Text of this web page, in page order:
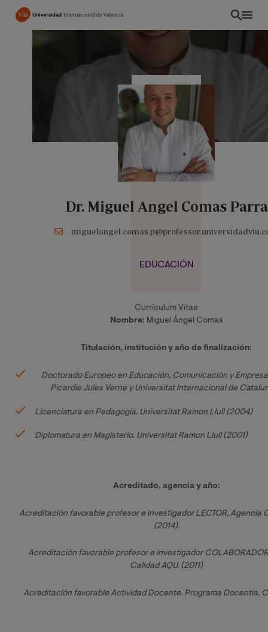
Pasar
Dr. Miguel Angel Comas Parra
EDUCACIÓN
Currículum Vitae
Nombre: Miguel Ángel Comas
Titulación, institución y año de finalización:
Doctorado Europeo en Educación, Comunicación y
Picardie Jules Verne y Universitat Internacional de
Licenciatura en Pedagogía. Universitat Ramon Llull (2004)
Diplomatura en Magisterio. Universitat Ramon Llull (2001)
Acreditado, agencia y año:
Acreditación favorable profesor e investigador LECTOR, Agencia
(2014).
Acreditación favorable profesor e investigador
Calidad AQU. (2011)
Acreditación favorable Actividad Docente. Programa Docentia.